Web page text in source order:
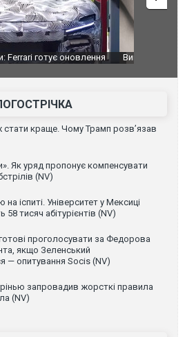
екранізації легендарного
стати краще. Чому Трамп розв’язав
Як уряд пропонує компенсувати
(NV)
іспиті. Університет у Мексиці
тисяч абітурієнтів (NV)
готові проголосувати за Федорова
якщо Зеленський
— опитування Socis (NV)
запровадив жорсткі правила
(NV)